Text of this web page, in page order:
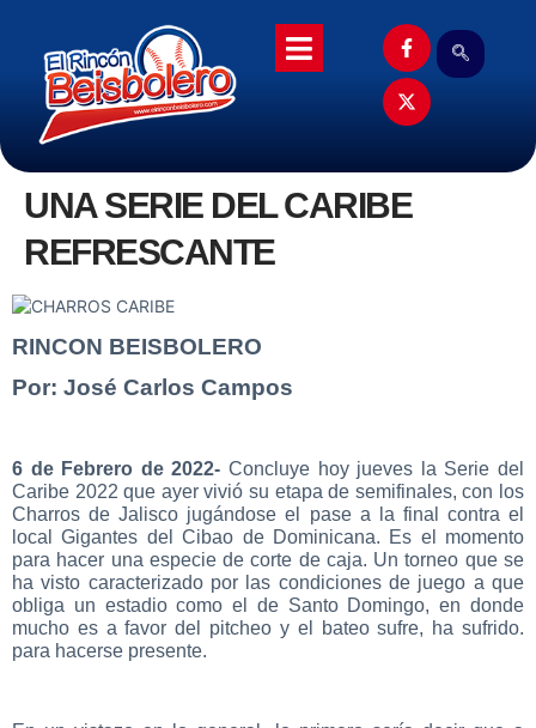
UNA SERIE DEL CARIBE
REFRESCANTE
RINCON BEISBOLERO
Por: José Carlos Campos
6 de Febrero de 2022- Concluye hoy jueves la Serie del
Caribe 2022 que ayer vivió su etapa de semifinales, con los
Charros de Jalisco jugándose el pase a la final contra el
local Gigantes del Cibao de Dominicana. Es el momento
para hacer una especie de corte de caja. Un torneo que se
ha visto caracterizado por las condiciones de juego a que
obliga un estadio como el de Santo Domingo, en donde
mucho es a favor del pitcheo y el bateo sufre, ha sufrido.
para hacerse presente.